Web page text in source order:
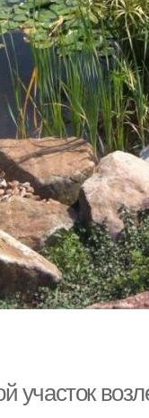
участок